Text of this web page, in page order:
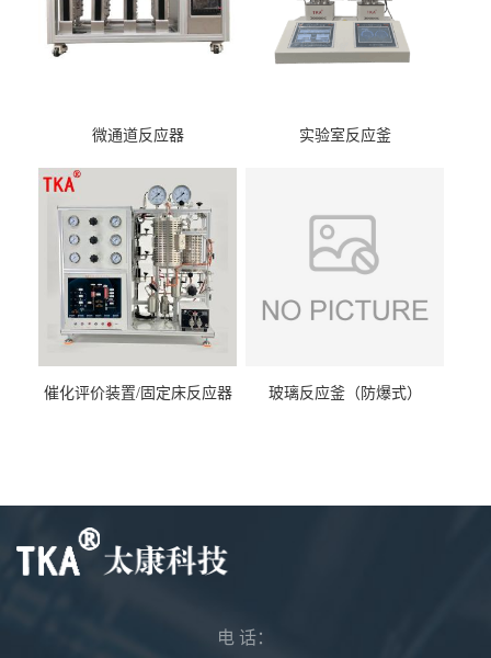
微通道反应器 实验室反应釜
催化评价装置/固定床反应器 玻璃反应釜（防爆式）
电 话：